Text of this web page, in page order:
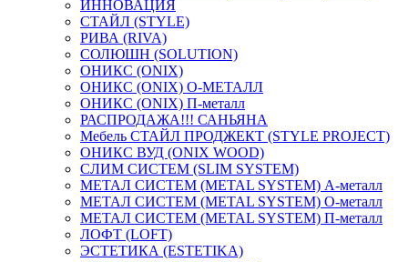
ИННОВАЦИЯ
СТАЙЛ (STYLE)
РИВА (RIVA)
СОЛЮШН (SOLUTION)
ОНИКС (ONIX)
ОНИКС (ONIX) O-МЕТАЛЛ
ОНИКС (ONIX) П-металл
РАСПРОДАЖА!!! САНЬЯНА
Мебель СТАЙЛ ПРОДЖЕКТ (STYLE PROJECT)
ОНИКС ВУД (ONIX WOOD)
СЛИМ СИСТЕМ (SLIM SYSTEM)
МЕТАЛ СИСТЕМ (METAL SYSTEM) А-металл
МЕТАЛ СИСТЕМ (METAL SYSTEM) О-металл
МЕТАЛ СИСТЕМ (METAL SYSTEM) П-металл
ЛОФТ (LOFT)
ЭСТЕТИКА (ESTETIKA)